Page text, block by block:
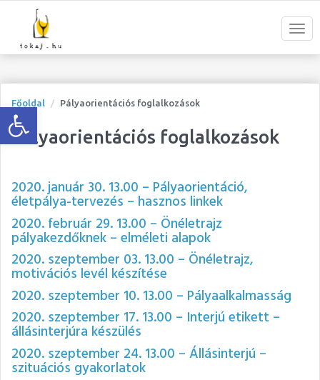
Open toolbar
Főoldal Pályaorientációs foglalkozások
Pályaorientációs foglalkozások
2020. január 30. 13.00 – Pályaorientáció,
életpálya-tervezés – hasznos linkek
2020. február 29. 13.00 – Önéletrajz
pályakezdőknek – elméleti alapok
2020. szeptember 03. 13.00 – Önéletrajz,
motivációs levél készítése
2020. szeptember 10. 13.00 – Pályaalkalmasság
2020. szeptember 17. 13.00 – Interjú etikett –
állásinterjúra készülés
2020. szeptember 24. 13.00 – Állásinterjú –
szituációs gyakorlatok